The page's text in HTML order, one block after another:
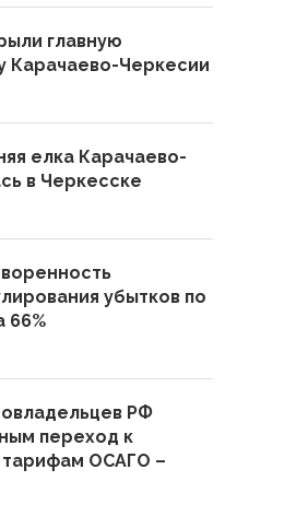
главную
Карачаево-Черкесии
елка Карачаево-
в Черкесске
убытков по
66%
РФ
переход к
ОСАГО –